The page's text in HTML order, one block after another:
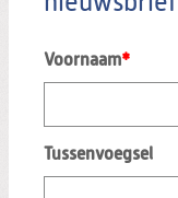
Voornaam*
Tussenvoegsel